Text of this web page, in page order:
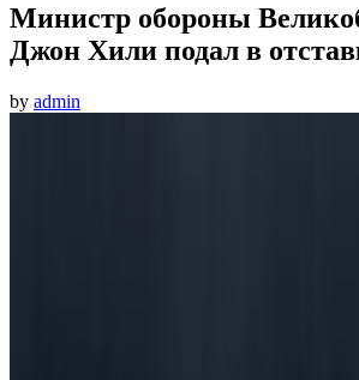
Министр обороны
Джон Хили подал в
by admin